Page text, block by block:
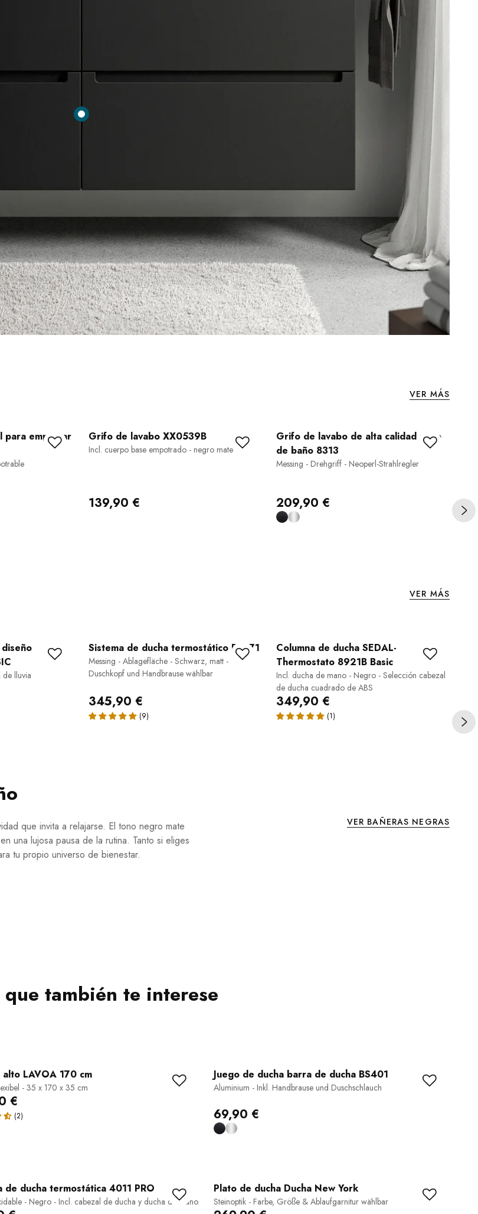
VER MÁS
para empotrar
Grifo de lavabo XX0539B
Incl. cuerpo base empotrado - negro mate
139,90 €
Grifo de lavabo de alta calidad grifo
de baño 8313
Messing - Drehgriff - Neoperl-Strahlregler
209,90 €
VER MÁS
lluvia
Sistema de ducha termostático BS371
Messing - Ablagefläche - Schwarz, matt -
Duschkopf und Handbrause wählbar
345,90 €
Columna de ducha SEDAL-
Thermostato 8921B Basic
Incl. ducha de mano - Negro - Selección cabezal
de ducha cuadrado de ABS
349,90 €
que invita a relajarse. El tono negro mate
una lujosa pausa de la rutina. Tanto si eliges
tu propio universo de bienestar.
VER BAÑERAS NEGRAS
que también te interese
LAVOA 170 cm
- 35 x 170 x 35 cm
€
Juego de ducha barra de ducha BS401
Aluminium - Inkl. Handbrause und Duschschlauch
69,90 €
de ducha termostática 4011 PRO
- Negro - Incl. cabezal de ducha y ducha de mano
Plato de ducha Ducha New York
Steinoptik - Farbe, Größe & Ablaufgarnitur wählbar